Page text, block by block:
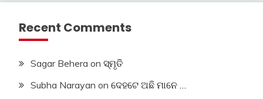
Recent Comments
Sagar Behera on ସ୍ମୃତି
Subha Narayan on ଦେହଟେ ଅଛି ମାନେ …